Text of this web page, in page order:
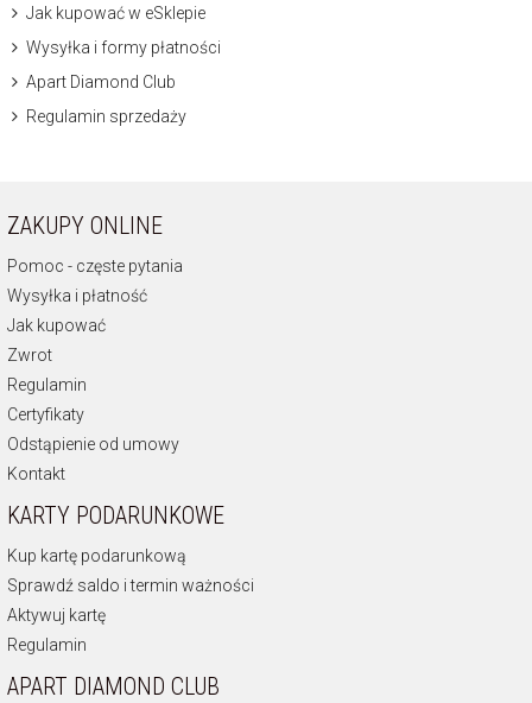
Jak kupować w eSklepie
Wysyłka i formy płatności
Apart Diamond Club
Regulamin sprzedaży
ZAKUPY ONLINE
Pomoc - częste pytania
Wysyłka i płatność
Jak kupować
Zwrot
Regulamin
Certyfikaty
Odstąpienie od umowy
Kontakt
KARTY PODARUNKOWE
Kup kartę podarunkową
Sprawdź saldo i termin ważności
Aktywuj kartę
Regulamin
APART DIAMOND CLUB